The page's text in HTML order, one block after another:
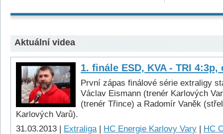
Aktuální videa
1. finále ESD, KVA - TRI 4:3p,
První zápas finálové série extraligy
Václav Eismann (trenér Karlových
(trenér Třince) a Radomír Vaněk
Karlových Varů).
31.03.2013 | Extraliga| HC Energie Karlovy Vary | HC